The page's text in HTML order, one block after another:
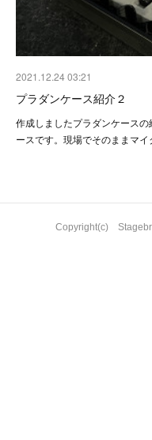
2021.12.24 03:21
プラダンケース紹介２
作成しましたプラダンケース
ースです。現場でそのままマ
Copyright(c)